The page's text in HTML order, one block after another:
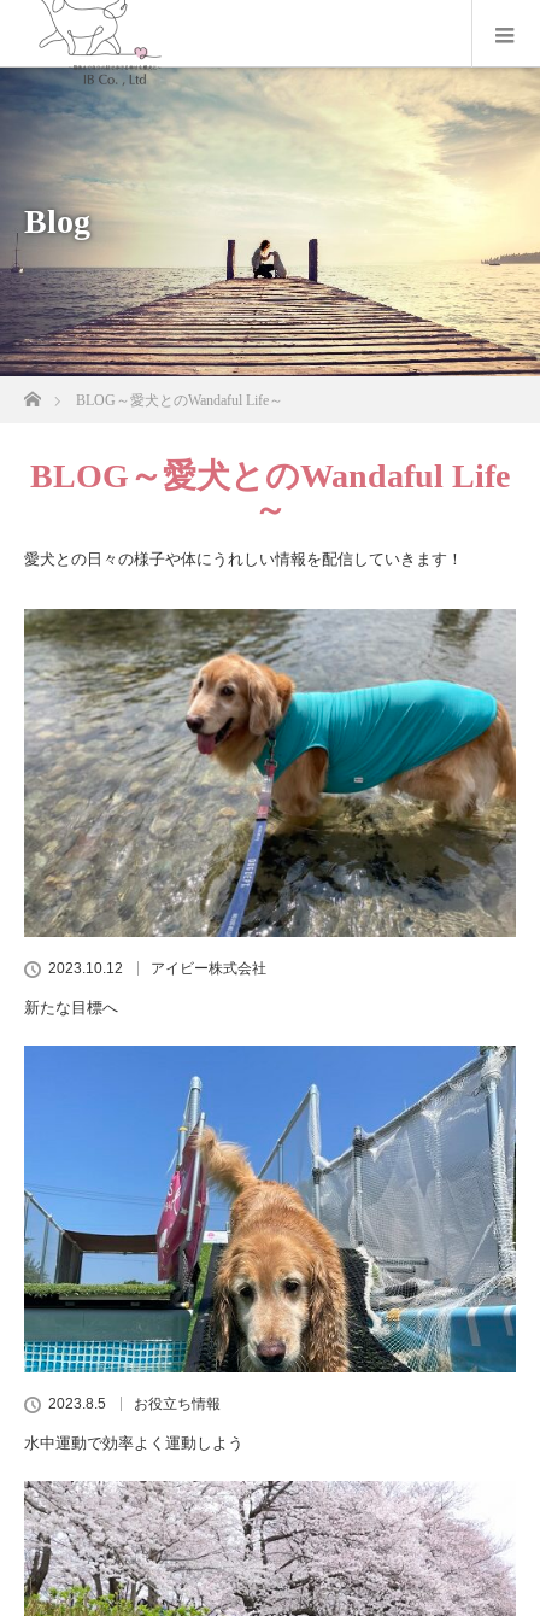
Blog
ホームBLOG～愛犬とのWandaful Life～
BLOG～愛犬とのWandaful Life
～
愛犬との日々の様子や体にうれしい情報を配信していきます！
2023.10.12 アイビー株式会社
新たな目標へ
2023.8.5 お役立ち情報
水中運動で効率よく運動しよう